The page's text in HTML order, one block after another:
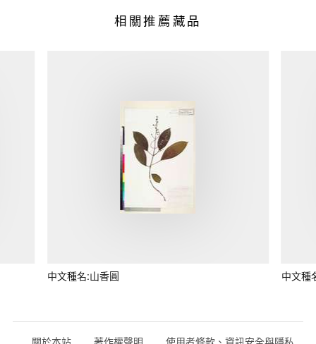
相關推薦藏品
中文種名:山香圓 中文種
關於本站 著作權聲明 使用者條款、資訊安全與隱私